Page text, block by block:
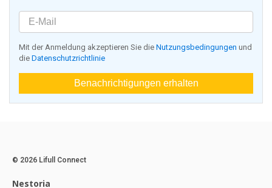
Mit der Anmeldung akzeptieren Sie die Nutzungsbedingungen und
die Datenschutzrichtlinie
Benachrichtigungen erhalten
© 2026 Lifull Connect
Nestoria